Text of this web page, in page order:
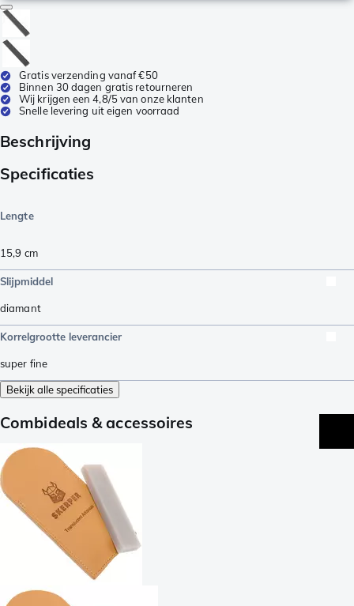
Gratis verzending vanaf €50
Binnen 30 dagen gratis retourneren
Wij krijgen een 4,8/5 van onze klanten
Snelle levering uit eigen voorraad
Beschrijving
Specificaties
Lengte
15,9 cm
Slijpmiddel
diamant
Korrelgrootte leverancier
super fine
Bekijk alle specificaties
Combideals & accessoires